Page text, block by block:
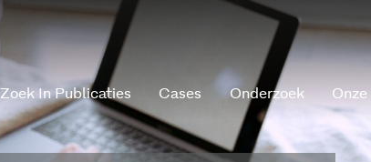
Zoek In Publicaties Cases Onderzoek